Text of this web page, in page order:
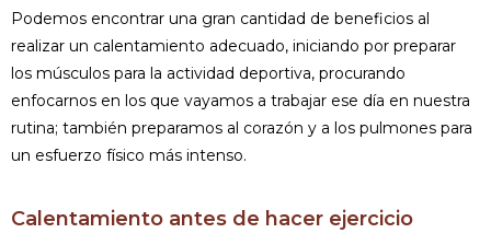
Podemos encontrar una gran cantidad de beneficios al
realizar un calentamiento adecuado, iniciando por preparar
los músculos para la actividad deportiva, procurando
enfocarnos en los que vayamos a trabajar ese día en nuestra
rutina; también preparamos al corazón y a los pulmones para
un esfuerzo físico más intenso.
Calentamiento antes de hacer ejercicio